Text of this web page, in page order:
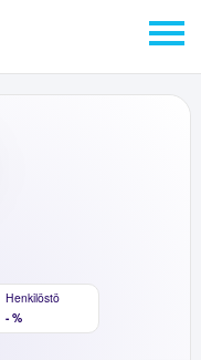
Henkilöstö
- %